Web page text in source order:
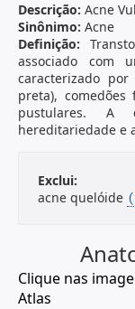
Descrição: Acne
Sinônimo: Acne
Definição:
associado com
caracterizado
preta),
pustulares. A
hereditariedade e
Exclui:
acne quelóide
Clique nas
Atlas